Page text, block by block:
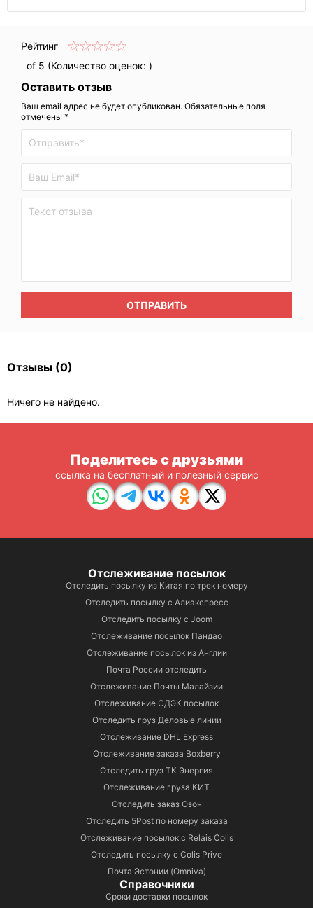
Рейтинг
of 5 (Количество оценок: )
Оставить отзыв
Ваш email адрес не будет опубликован. Обязательные поля
отмечены *
ОТПРАВИТЬ
Отзывы (0)
Ничего не найдено.
Поделитесь с друзьями
ссылка на бесплатный и полезный сервис
Отслеживание посылок
Отследить посылку из Китая по трек номеру
Отследить посылку с Алиэкспресс
Отследить посылку с Joom
Отслеживание посылок Пандао
Отслеживание посылок из Англии
Почта России отследить
Отслеживание Почты Малайзии
Отслеживание СДЭК посылок
Отследить груз Деловые линии
Отслеживание DHL Express
Отслеживание заказа Boxberry
Отследить груз ТК Энергия
Отслеживание груза КИТ
Отследить заказ Озон
Отследить 5Post по номеру заказа
Отслеживание посылок с Relais Colis
Отследить посылку с Colis Prive
Почта Эстонии (Omniva)
Справочники
Сроки доставки посылок